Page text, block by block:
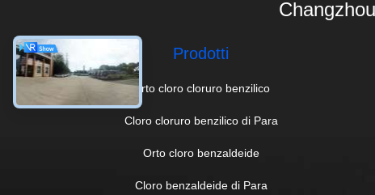
Prodotti
Orto cloro cloruro benzilico
Cloro cloruro benzilico di Para
Orto cloro benzaldeide
Cloro benzaldeide di Para